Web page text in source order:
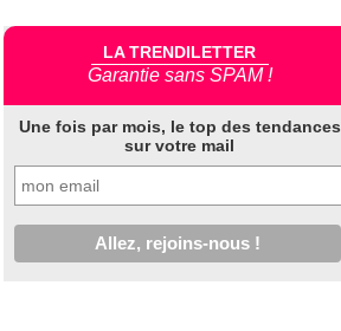
LA TRENDILETTER
Garantie sans SPAM !
Une fois par mois, le top des tendances
sur votre mail